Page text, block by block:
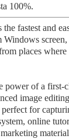
100%.
fastest and
Windows
places
power of a first-
image
for
online